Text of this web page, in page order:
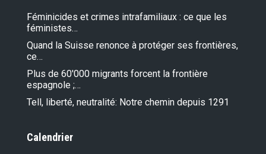
Féminicides et crimes intrafamiliaux : ce que les
féministes…
Quand la Suisse renonce à protéger ses frontières,
ce…
Plus de 60'000 migrants forcent la frontière
espagnole ;…
Tell, liberté, neutralité: Notre chemin depuis 1291
Calendrier